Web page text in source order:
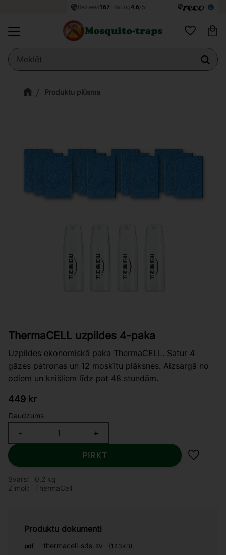
Vēlmju
Produktu plūsma
ThermaCELL uzpildes 4-paka
Uzpildes ekonomiskā paka ThermaCELL. Satur 4
gāzes patronas un 12 moskītu plāksnes. Aizsargā no
odiem un knišļiem līdz pat 48 stundām.
449 kr
Daudzums
+
-
PIRKT
Svars
0,2 kg
Zīmoli
ThermaCell
Produktu dokumenti
pdf thermacell-sds-sv
143KB